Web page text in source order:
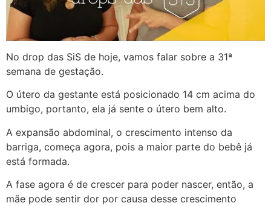
No drop das SiS de hoje, vamos falar sobre a 31ª
semana de gestação.
O útero da gestante está posicionado 14 cm acima do
umbigo, portanto, ela já sente o útero bem alto.
A expansão abdominal, o crescimento intenso da
barriga, começa agora, pois a maior parte do bebê já
está formada.
A fase agora é de crescer para poder nascer, então, a
mãe pode sentir dor por causa desse crescimento